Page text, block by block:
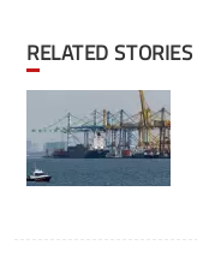
RELATED STORIES